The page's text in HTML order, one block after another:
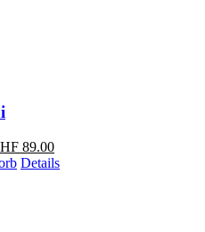
89.00Aktueller
Preis
Details